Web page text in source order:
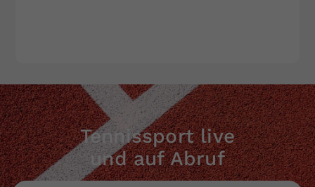
Tennissport live
und auf Abruf